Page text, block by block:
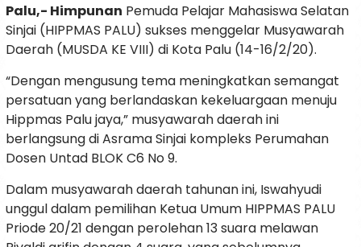
Palu,- Himpunan Pemuda Pelajar Mahasiswa Selatan
Sinjai (HIPPMAS PALU) sukses menggelar Musyawarah
Daerah (MUSDA KE VIII) di Kota Palu (14-16/2/20).
“Dengan mengusung tema meningkatkan semangat
persatuan yang berlandaskan kekeluargaan menuju
Hippmas Palu jaya,” musyawarah daerah ini
berlangsung di Asrama Sinjai kompleks Perumahan
Dosen Untad BLOK C6 No 9.
Dalam musyawarah daerah tahunan ini, Iswahyudi
unggul dalam pemilihan Ketua Umum HIPPMAS PALU
Priode 20/21 dengan perolehan 13 suara melawan